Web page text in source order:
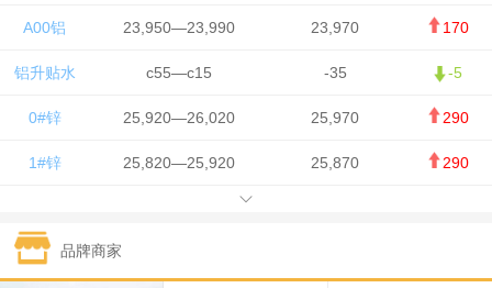
A00铝 23,950—23,990 23,970 170
铝升贴水 c55—c15 -35 -5
0#锌 25,920—26,020 25,970 290
1#锌 25,820—25,920 25,870 290
1#锡 434,000—436,000
品牌商家